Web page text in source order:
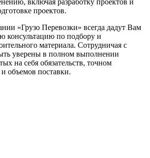
проектов.
«Грузо Перевозки» всегда дадут Вам
консультацию по подбору и
материала. Сотрудничая с
уверены в полном выполнении
на себя обязательств, точном
объемов поставки.